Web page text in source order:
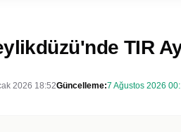
TIR
2026 18:52Güncelleme:7 Ağustos 2026